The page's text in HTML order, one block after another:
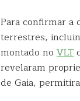
Para confirmar a
terrestres,
montado no VLT
revelaram
de Gaia,